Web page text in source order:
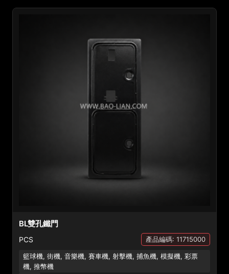
BL雙孔鐵門
PCS 產品編碼: 11715000
籃球機, 街機, 音樂機, 賽車機, 射擊機, 捕魚機, 模擬機, 彩票
機, 推幣機